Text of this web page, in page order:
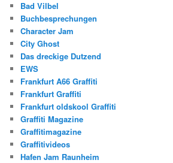
Bad Vilbel
Buchbesprechungen
Character Jam
City Ghost
Das dreckige Dutzend
EWS
Frankfurt A66 Graffiti
Frankfurt Graffiti
Frankfurt oldskool Graffiti
Graffiti Magazine
Graffitimagazine
Graffitivideos
Hafen Jam Raunheim